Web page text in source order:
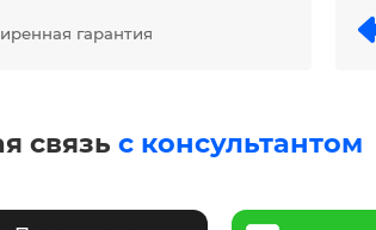
гарантия
связь с консультантом